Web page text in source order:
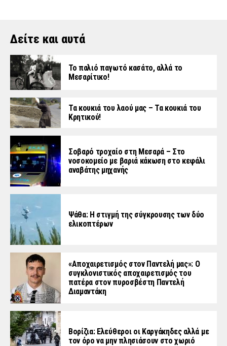
Δείτε και αυτά
Το παλιό παγωτό κασάτο, αλλά το
Μεσαρίτικο!
Τα κουκιά του λαού μας – Τα κουκιά του
Κρητικού!
Σοβαρό τροχαίο στη Μεσαρά – Στο
νοσοκομείο με βαριά κάκωση στο κεφάλι
αναβάτης μηχανής
Ψάθα: Η στιγμή της σύγκρουσης των δύο
ελικοπτέρων
«Aποχαιρετισμός στον Παντελή μας»: Ο
συγκλονιστικός αποχαιρετισμός του
πατέρα στον πυροσβέστη Παντελή
Διαμαντάκη
Βορίζια: Ελεύθεροι οι Καργάκηδες αλλά με
τον όρο να μην πλησιάσουν στο χωριό